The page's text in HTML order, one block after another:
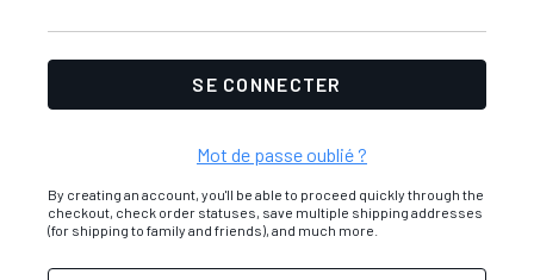
Mot de passe oublié ?
By creating an account, you'll be able to proceed quickly through the
checkout, check order statuses, save multiple shipping addresses
(for shipping to family and friends), and much more.